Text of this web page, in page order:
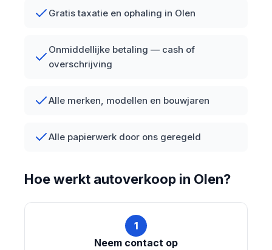
Gratis taxatie en ophaling in Olen
Onmiddellijke betaling — cash of
overschrijving
Alle merken, modellen en bouwjaren
Alle papierwerk door ons geregeld
Hoe werkt autoverkoop in Olen?
1
Neem contact op